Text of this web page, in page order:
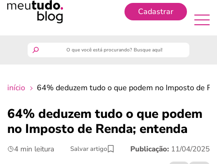
Cadastrar
finanças
benefícios
início 64% deduzem tudo o que podem no Imposto de
64% deduzem tudo o que podem
no Imposto de Renda; entenda
4 min leitura Salvar artigo Publicação: 11/04/2025